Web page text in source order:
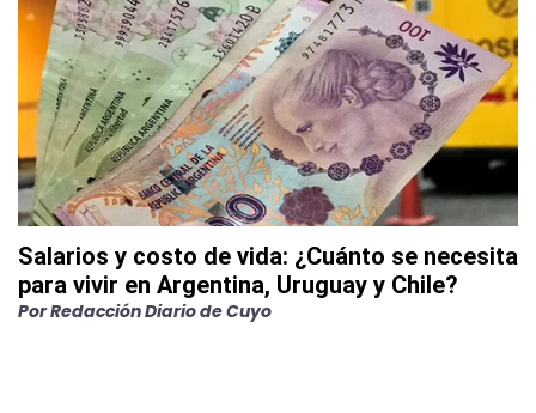
Salarios y costo de vida: ¿Cuánto se necesita
para vivir en Argentina, Uruguay y Chile?
PorRedacción Diario de Cuyo